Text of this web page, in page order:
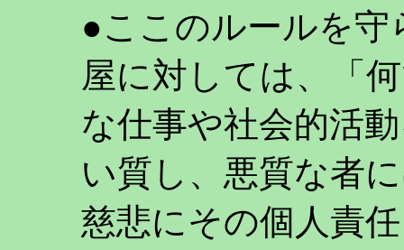
●ここのルールを守
屋に対しては、「
な仕事や社会的活
い質し、悪質な者
慈悲にその個人責